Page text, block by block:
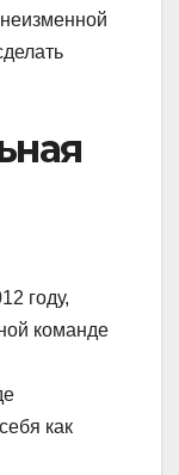
году,
команде
как